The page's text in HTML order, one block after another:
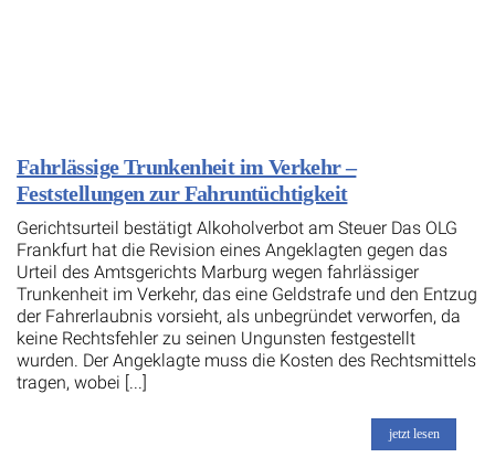
Fahrlässige Trunkenheit im Verkehr –
Feststellungen zur Fahruntüchtigkeit
Gerichtsurteil bestätigt Alkoholverbot am Steuer Das OLG
Frankfurt hat die Revision eines Angeklagten gegen das
Urteil des Amtsgerichts Marburg wegen fahrlässiger
Trunkenheit im Verkehr, das eine Geldstrafe und den Entzug
der Fahrerlaubnis vorsieht, als unbegründet verworfen, da
keine Rechtsfehler zu seinen Ungunsten festgestellt
wurden. Der Angeklagte muss die Kosten des Rechtsmittels
tragen, wobei [...]
jetzt lesen